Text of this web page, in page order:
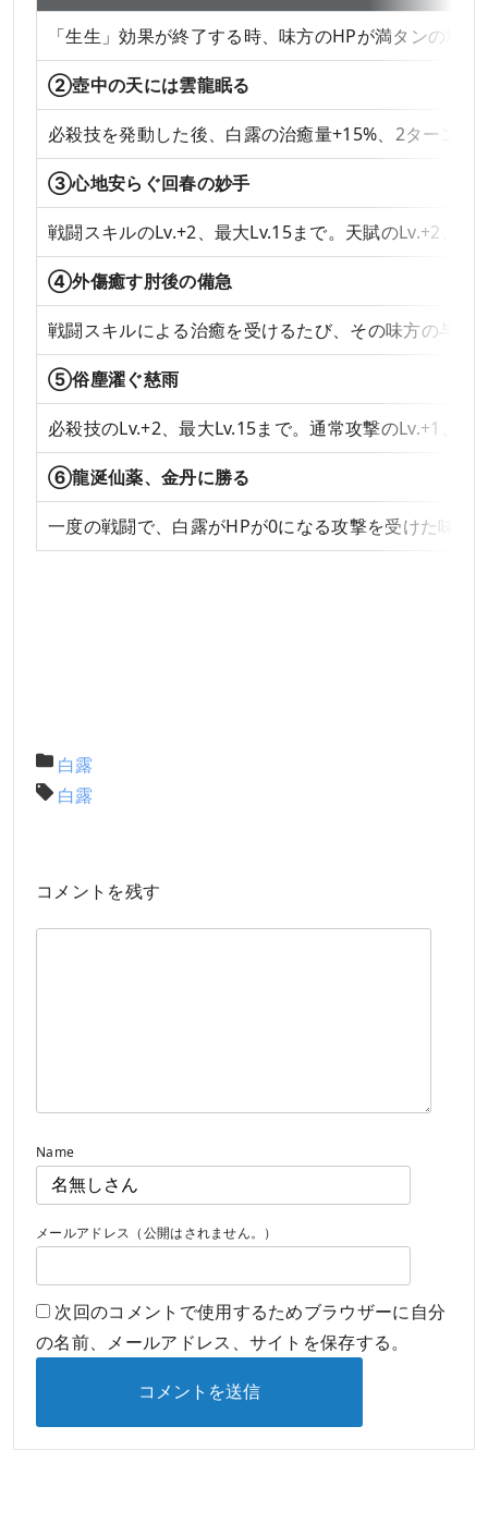
「生生」効果が終了する時、味方のHPが満タンの場
②壺中の天には雲龍眠る
必殺技を発動した後、白露の治癒量+15%、2ターン継
③心地安らぐ回春の妙手
戦闘スキルのLv.+2、最大Lv.15まで。天賦のLv.+2、最
④外傷癒す肘後の備急
戦闘スキルによる治癒を受けるたび、その味方の与
⑤俗塵濯ぐ慈雨
必殺技のLv.+2、最大Lv.15まで。通常攻撃のLv.+1、最
⑥龍涎仙薬、金丹に勝る
一度の戦闘で、白露がHPが0になる攻撃を受けた味方
白露
白露
コメントを残す
Name
メールアドレス（公開はされません。）
次回のコメントで使用するためブラウザーに自分
の名前、メールアドレス、サイトを保存する。